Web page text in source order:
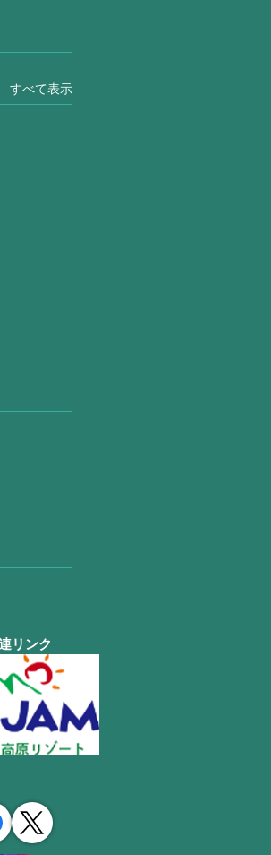
すべて表示
リンク